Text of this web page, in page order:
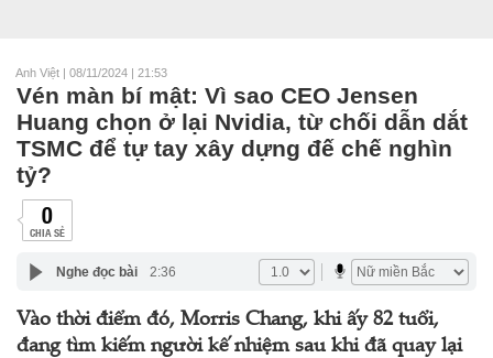
Anh Việt | 08/11/2024 | 21:53
Vén màn bí mật: Vì sao CEO Jensen
Huang chọn ở lại Nvidia, từ chối dẫn dắt
TSMC để tự tay xây dựng đế chế nghìn
tỷ?
0
CHIA SẺ
Nghe đọc bài 2:36
Vào thời điểm đó, Morris Chang, khi ấy 82 tuổi,
đang tìm kiếm người kế nhiệm sau khi đã quay lại